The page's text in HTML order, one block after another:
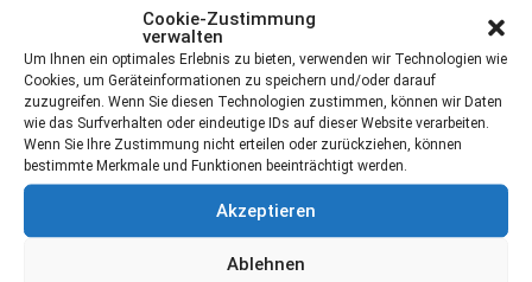
Cookie-Zustimmung
verwalten
Um Ihnen ein optimales Erlebnis zu bieten, verwenden wir Technologien wie
Cookies, um Geräteinformationen zu speichern und/oder darauf
zuzugreifen. Wenn Sie diesen Technologien zustimmen, können wir Daten
wie das Surfverhalten oder eindeutige IDs auf dieser Website verarbeiten.
Wenn Sie Ihre Zustimmung nicht erteilen oder zurückziehen, können
bestimmte Merkmale und Funktionen beeinträchtigt werden.
Akzeptieren
Ablehnen
Anforderungen entsprechen. Unsere Lösung für diese
Anforderungen finden Sie in der modularen Produktlinie
CleanLine. Modular, skalierbar, mit integriertem Luftsystem
und funktionaler Beleuchtung, sowie unzähligen Optionen
stellt die CleanLine Serie die optimale Lösung für
anspruchsvolle Anwendungen im medizinischen,
pharmazeutischen oder chemischen Umfeld dar. Bereits
heute werden weltweit zahlreiche CleanLine Systeme auch
in den Bereichen Dentaltechnik oder Biotechnologie